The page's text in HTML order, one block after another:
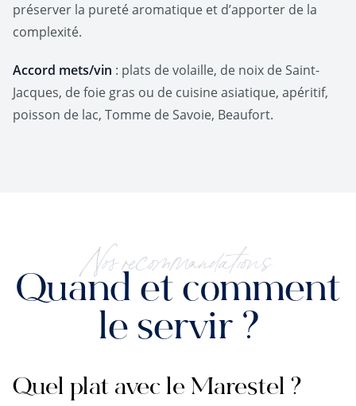
préserver la pureté aromatique et d’apporter de la
complexité.
Accord mets/vin : plats de volaille, de noix de Saint-
Jacques, de foie gras ou de cuisine asiatique, apéritif,
poisson de lac, Tomme de Savoie, Beaufort.
Nos recommandations
Quand et comment
le servir ?
Quel plat avec le Marestel ?